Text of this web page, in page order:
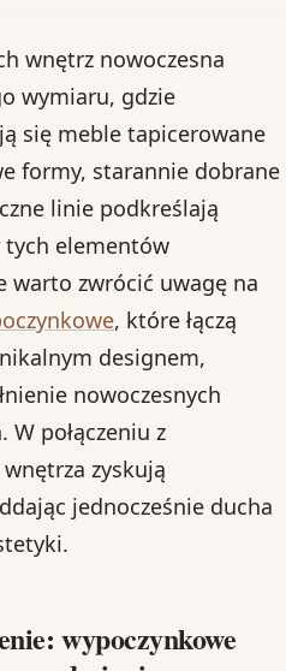
wnętrz nowoczesna
wymiaru, gdzie
się meble tapicerowane
formy, starannie dobrane
linie podkreślają
tych elementów
warto zwrócić uwagę na
, które łączą
designem,
nowoczesnych
połączeniu z
zyskują
jednocześnie ducha
wypoczynkowe